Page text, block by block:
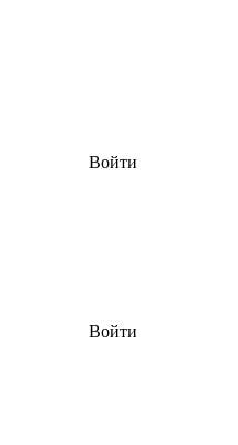
Войти
Войти